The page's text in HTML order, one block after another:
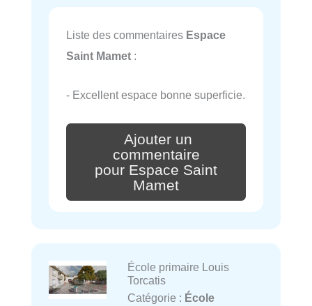
Liste des commentaires Espace
Saint Mamet :
- Excellent espace bonne superficie.
Ajouter un
commentaire
pour Espace Saint
Mamet
École primaire Louis
Torcatis
Catégorie : École